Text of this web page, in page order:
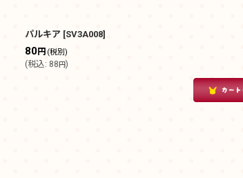
パルキア [SV3A008]
80円 (税別)
(税込: 88円)